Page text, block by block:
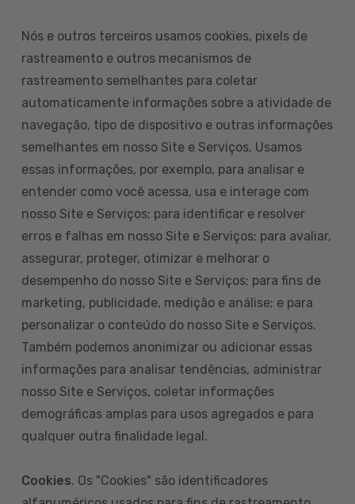
Nós e outros terceiros usamos cookies, pixels de
rastreamento e outros mecanismos de
rastreamento semelhantes para coletar
automaticamente informações sobre a atividade de
navegação, tipo de dispositivo e outras informações
semelhantes em nosso Site e Serviços. Usamos
essas informações, por exemplo, para analisar e
entender como você acessa, usa e interage com
nosso Site e Serviços; para identificar e resolver
erros e falhas em nosso Site e Serviços; para avaliar,
assegurar, proteger, otimizar e melhorar o
desempenho do nosso Site e Serviços; para fins de
marketing, publicidade, medição e análise; e para
personalizar o conteúdo do nosso Site e Serviços.
Também podemos anonimizar ou adicionar essas
informações para analisar tendências, administrar
nosso Site e Serviços, coletar informações
demográficas amplas para usos agregados e para
qualquer outra finalidade legal.
Cookies. Os "Cookies" são identificadores